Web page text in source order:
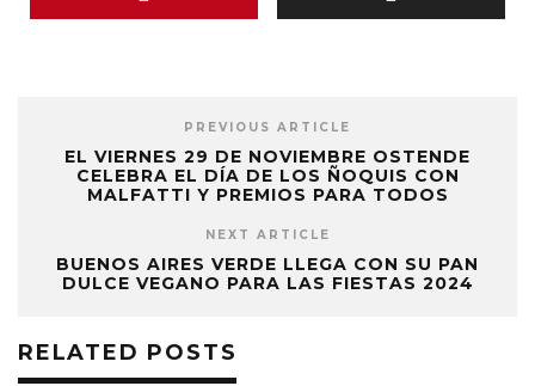
PREVIOUS ARTICLE
EL VIERNES 29 DE NOVIEMBRE OSTENDE
CELEBRA EL DÍA DE LOS ÑOQUIS CON
MALFATTI Y PREMIOS PARA TODOS
NEXT ARTICLE
BUENOS AIRES VERDE LLEGA CON SU PAN
DULCE VEGANO PARA LAS FIESTAS 2024
RELATED POSTS